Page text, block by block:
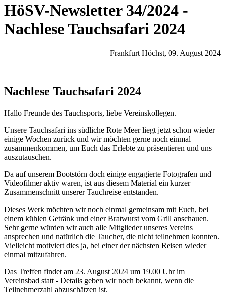
HöSV-Newsletter 34/2024 -
Nachlese Tauchsafari 2024
Frankfurt Höchst, 09. August 2024
Nachlese Tauchsafari 2024
Hallo Freunde des Tauchsports, liebe Vereinskollegen.
Unsere Tauchsafari ins südliche Rote Meer liegt jetzt schon wieder
einige Wochen zurück und wir möchten gerne noch einmal
zusammenkommen, um Euch das Erlebte zu präsentieren und uns
auszutauschen.
Da auf unserem Bootstörn doch einige engagierte Fotografen und
Videofilmer aktiv waren, ist aus diesem Material ein kurzer
Zusammenschnitt unserer Tauchreise entstanden.
Dieses Werk möchten wir noch einmal gemeinsam mit Euch, bei
einem kühlen Getränk und einer Bratwurst vom Grill anschauen.
Sehr gerne würden wir auch alle Mitglieder unseres Vereins
ansprechen und natürlich die Taucher, die nicht teilnehmen konnten.
Vielleicht motiviert dies ja, bei einer der nächsten Reisen wieder
einmal mitzufahren.
Das Treffen findet am 23. August 2024 um 19.00 Uhr im
Vereinsbad statt - Details geben wir noch bekannt, wenn die
Teilnehmerzahl abzuschätzen ist.